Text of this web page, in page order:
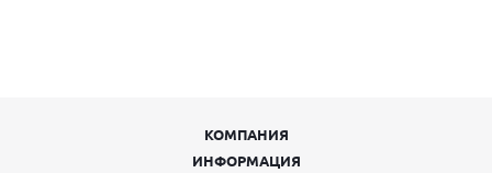
КОМПАНИЯ
ИНФОРМАЦИЯ